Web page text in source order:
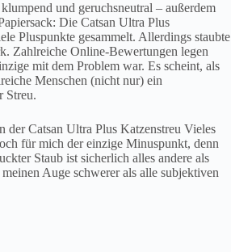
und geruchsneutral – außerdem
Die Catsan Ultra Plus
Pluspunkte gesammelt. Allerdings staubte
Zahlreiche Online-Bewertungen legen
mit dem Problem war. Es scheint, als
Menschen (nicht nur) ein
Streu.
Catsan Ultra Plus Katzenstreu Vieles
für mich der einzige Minuspunkt, denn
Staub ist sicherlich alles andere als
Auge schwerer als alle subjektiven